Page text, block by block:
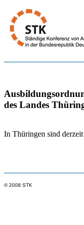
des Landes
In Thüringen sind
© 2008 STK